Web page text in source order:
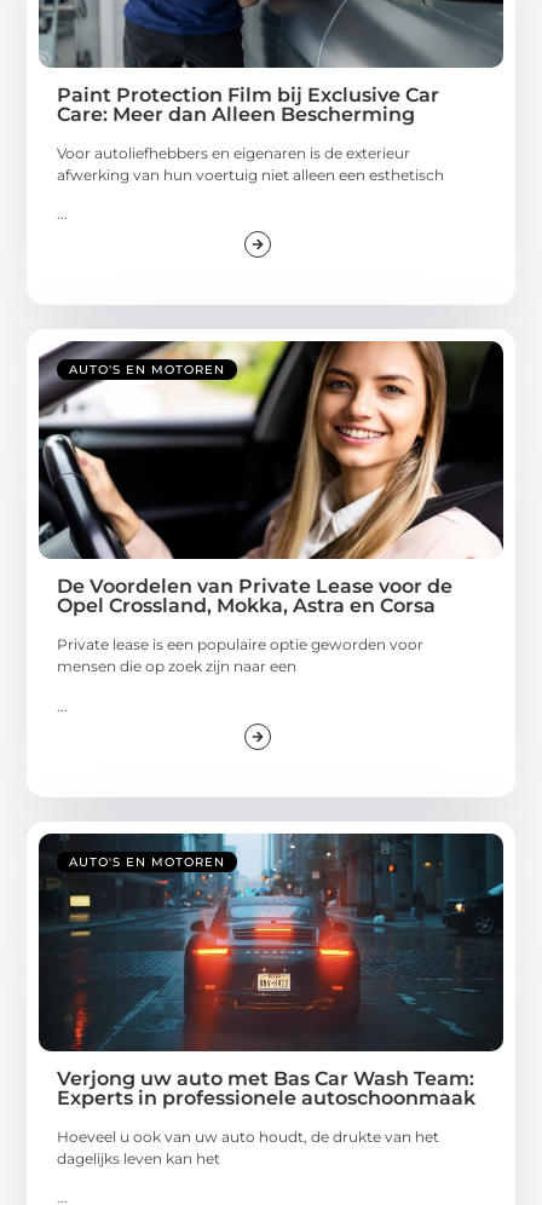
Paint Protection Film bij Exclusive Car
Care: Meer dan Alleen Bescherming
Voor autoliefhebbers en eigenaren is de exterieur
afwerking van hun voertuig niet alleen een esthetisch
...
AUTO'S EN MOTOREN
De Voordelen van Private Lease voor de
Opel Crossland, Mokka, Astra en Corsa
Private lease is een populaire optie geworden voor
mensen die op zoek zijn naar een
AUTO'S EN MOTOREN
Verjong uw auto met Bas Car Wash Team:
Experts in professionele autoschoonmaak
Hoeveel u ook van uw auto houdt, de drukte van het
dagelijks leven kan het